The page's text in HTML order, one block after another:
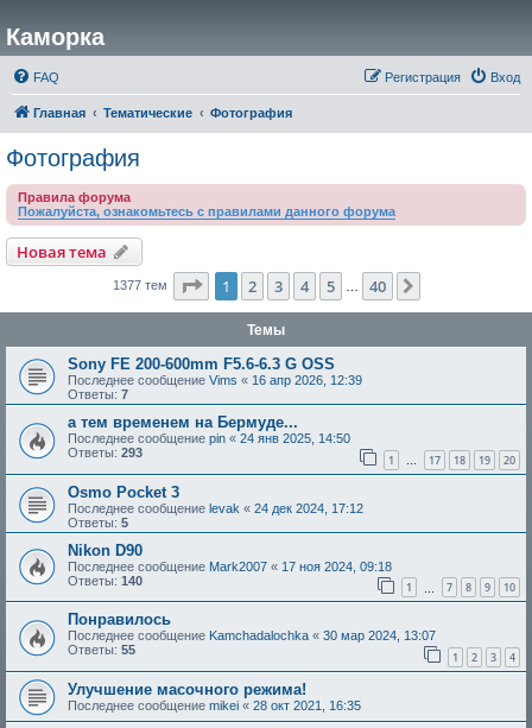
Каморка
FAQ Вход
Регистрация
Главная Тематические Фотография
Фотография
Правила форума
Пожалуйста, ознакомьтесь с правилами данного форума
Новая тема
1377 тем Страница из 40
1 2 3 4 5 40
Темы
Sony FE 200-600mm F5.6-6.3 G OSS
Последнее сообщение Vims « 16 апр 2026, 12:39
Ответы: 7
а тем временем на Бермуде...
Последнее сообщение pin « 24 янв 2025, 14:50
Ответы: 293 1 … 17 18 19 20
Osmo Pocket 3
Последнее сообщение levak « 24 дек 2024, 17:12
Ответы: 5
Nikon D90
Последнее сообщение Mark2007 « 17 ноя 2024, 09:18
Ответы: 140 1 7 8 9 10
Понравилось
Последнее сообщение Kamchadalochka « 30 мар 2024, 13:07
Ответы: 55 1 2 3 4
Улучшение масочного режима!
Последнее сообщение mikei « 28 окт 2021, 16:35